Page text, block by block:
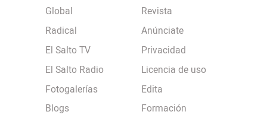
Global
Radical
El Salto TV
El Salto Radio
Fotogalerías
Blogs
Revista
Anúnciate
Privacidad
Licencia de uso
Edita
Formación